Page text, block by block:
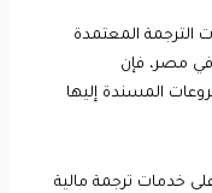
المعتمدة
مصر، فإن
المسندة إليها
خدمات ترجمة مالية